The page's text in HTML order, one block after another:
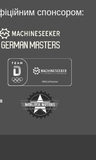
спонсором: